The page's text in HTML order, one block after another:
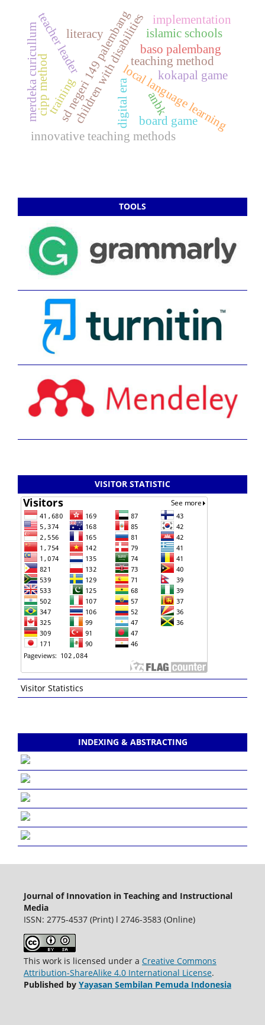
digital era
local language learning
children with disabilitiesteaching method
sd negeri 149 palembang
teacher leader baso palembang
innovative teaching methods
kokapal game
islamic schools
training
literacy
merdeka curicullum board game
anbk
implementation
cipp method
TOOLS
VISITOR STATISTIC
Visitor Statistics
INDEXING & ABSTRACTING
Journal of Innovation in Teaching and Instructional
Media
ISSN: 2775-4537 (Print) l 2746-3583 (Online)
This work is licensed under a Creative Commons
Attribution-ShareAlike 4.0 International License.
Published by Yayasan Sembilan Pemuda Indonesia